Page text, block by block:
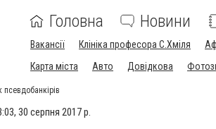
Головна Новини
Вакансії Клініка професора С.Хміля
Карта міста
Авто Довідкова
30 серпня 2017 р.